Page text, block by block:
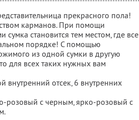
прекрасного пола!
карманов. При помощи
становится тем местом, где все
порядке! С помощью
из одной сумки в другую
для всех таких нужных вам
отсек, 6 внутренних
розовый с черным, ярко-розовый с